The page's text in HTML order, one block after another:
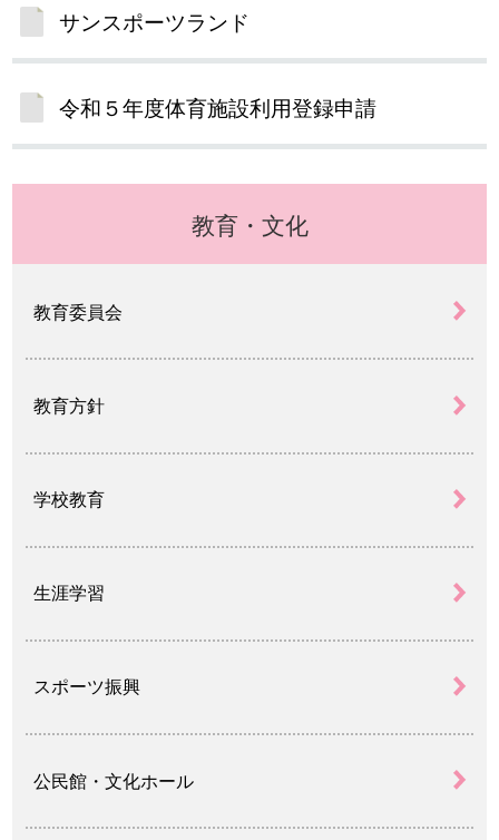
サンスポーツランド
令和５年度体育施設利用登録申請
教育・文化
教育委員会
教育方針
学校教育
生涯学習
スポーツ振興
公民館・文化ホール